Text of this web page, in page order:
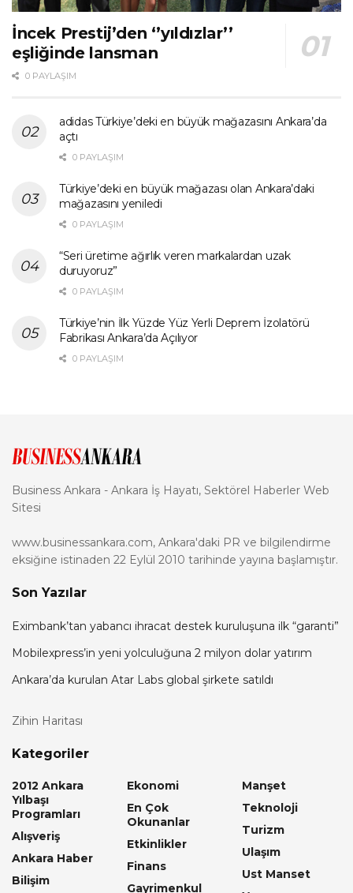
İncek Prestij’den ‘’yıldızlar’’
eşliğinde lansman
0 PAYLAŞIM
adidas Türkiye’deki en büyük mağazasını Ankara’da
açtı
0 PAYLAŞIM
Türkiye’deki en büyük mağazası olan Ankara’daki
mağazasını yeniledi
0 PAYLAŞIM
“Seri üretime ağırlık veren markalardan uzak
duruyoruz”
0 PAYLAŞIM
Türkiye’nin İlk Yüzde Yüz Yerli Deprem İzolatörü
Fabrikası Ankara’da Açılıyor
0 PAYLAŞIM
Business Ankara - Ankara İş Hayatı, Sektörel Haberler Web
Sitesi
www.businessankara.com, Ankara'daki PR ve bilgilendirme
eksiğine istinaden 22 Eylül 2010 tarihinde yayına başlamıştır.
Son Yazılar
Eximbank’tan yabancı ihracat destek kuruluşuna ilk “garanti”
Mobilexpress’in yeni yolculuğuna 2 milyon dolar yatırım
Ankara’da kurulan Atar Labs global şirkete satıldı
Zihin Haritası
Kategoriler
2012 Ankara
Yılbaşı
Programları
Alışveriş
Ankara Haber
Bilişim
Ekonomi
En Çok
Okunanlar
Etkinlikler
Finans
Gayrimenkul
Manşet
Teknoloji
Turizm
Ulaşım
Ust Manset